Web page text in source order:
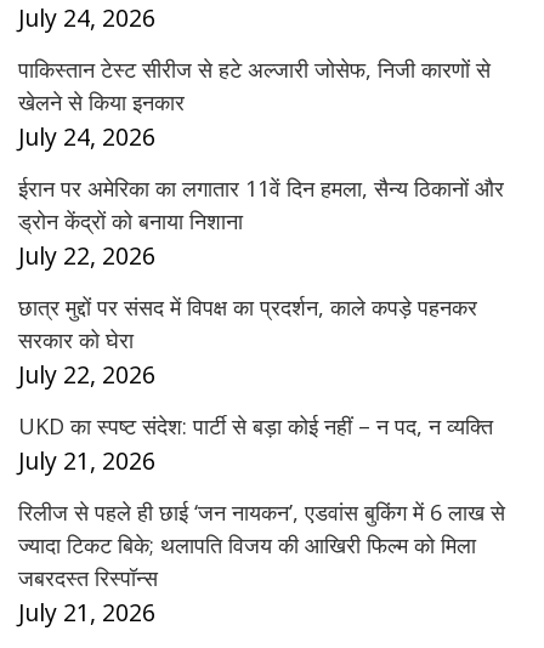
July 24, 2026
पाकिस्तान टेस्ट सीरीज से हटे अल्जारी जोसेफ, निजी कारणों से
खेलने से किया इनकार
July 24, 2026
ईरान पर अमेरिका का लगातार 11वें दिन हमला, सैन्य ठिकानों और
ड्रोन केंद्रों को बनाया निशाना
July 22, 2026
छात्र मुद्दों पर संसद में विपक्ष का प्रदर्शन, काले कपड़े पहनकर
सरकार को घेरा
July 22, 2026
UKD का स्पष्ट संदेश: पार्टी से बड़ा कोई नहीं – न पद, न व्यक्ति
July 21, 2026
रिलीज से पहले ही छाई ‘जन नायकन’, एडवांस बुकिंग में 6 लाख से
ज्यादा टिकट बिके; थलापति विजय की आखिरी फिल्म को मिला
जबरदस्त रिस्पॉन्स
July 21, 2026